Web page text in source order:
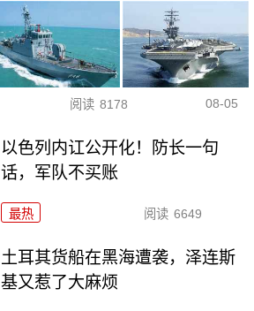
阅读 8178 08-05
以色列内讧公开化！防长一句
话，军队不买账
最热 阅读 6649
土耳其货船在黑海遭袭，泽连斯
基又惹了大麻烦